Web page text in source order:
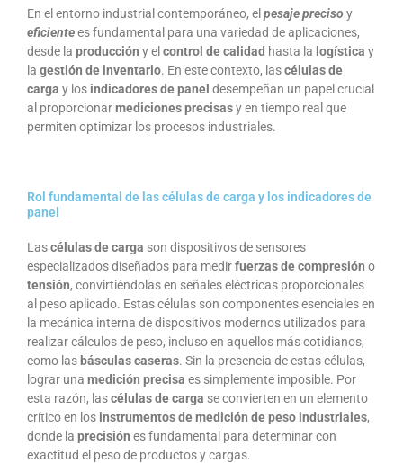
En el entorno industrial contemporáneo, el pesaje preciso y
eficientees fundamental para una variedad de aplicaciones,
desde la producción y el control de calidad hasta la logística y
la gestión de inventario. En este contexto, lascélulas de
carga y los indicadores de panel desempeñan un papel crucial
al proporcionarmediciones precisasy en tiempo real que
permiten optimizar los procesos industriales.
Rol fundamental de las células de carga y los indicadores de
panel
Lascélulas de carga son dispositivos de sensores
especializados diseñados para medirfuerzas de compresión o
tensión, convirtiéndolas en señales eléctricas proporcionales
al peso aplicado. Estas células son componentes esenciales en
la mecánica interna de dispositivos modernos utilizados para
realizar cálculos de peso, incluso en aquellos más cotidianos,
como lasbásculas caseras. Sin la presencia de estas células,
lograr una medición precisa es simplemente imposible. Por
esta razón, lascélulas de carga se convierten en un elemento
crítico en los instrumentos de medición de peso industriales,
donde la precisión es fundamental para determinar con
exactitud el peso de productos y cargas.